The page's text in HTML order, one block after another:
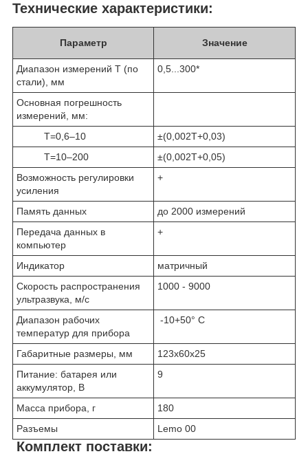
Технические характеристики:
Параметр Значение
Диапазон измерений T (по
стали), мм
0,5...300*
Основная погрешность
измерений, мм:
Т=0,6–10
±(0,002Т+0,03)
Т=10–200
±(0,002Т+0,05)
Возможность регулировки
усиления
+
Память данных
до 2000 измерений
Передача данных в
компьютер
+
Индикатор
матричный
Скорость распространения
ультразвука, м/с
1000 - 9000
Диапазон рабочих
температур для прибора
-10+50° С
Габаритные размеры, мм
123x60x25
Питание: батарея или
аккумулятор, В
9
Масса прибора, г
180
Разъемы
Lemo 00
Комплект поставки: